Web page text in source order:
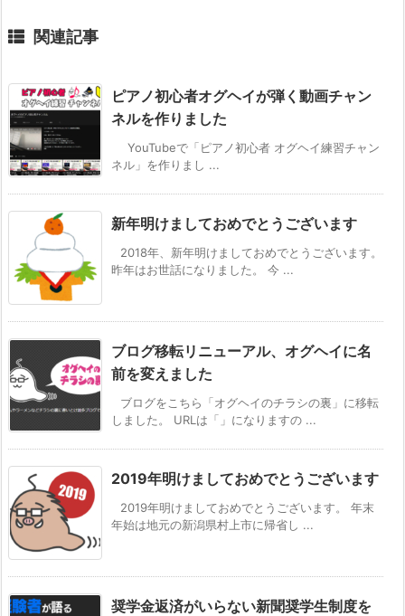
関連記事
ピアノ初心者オグヘイが弾く動画チャン
ネルを作りました
YouTubeで「ピアノ初心者 オグヘイ練習チャン
ネル」を作りまし ...
新年明けましておめでとうございます
2018年、新年明けましておめでとうございます。
昨年はお世話になりました。 今 ...
ブログ移転リニューアル、オグヘイに名
前を変えました
ブログをこちら「オグヘイのチラシの裏」に移転
しました。 URLは「」になりますの ...
2019年明けましておめでとうございます
2019年明けましておめでとうございます。 年末
年始は地元の新潟県村上市に帰省し ...
奨学金返済がいらない新聞奨学生制度を